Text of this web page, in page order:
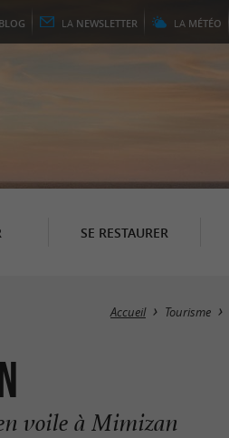
BLOG LA NEWSLETTER LA MÉTÉO
SE RESTAURER
Accueil Tourisme
voile à Mimizan